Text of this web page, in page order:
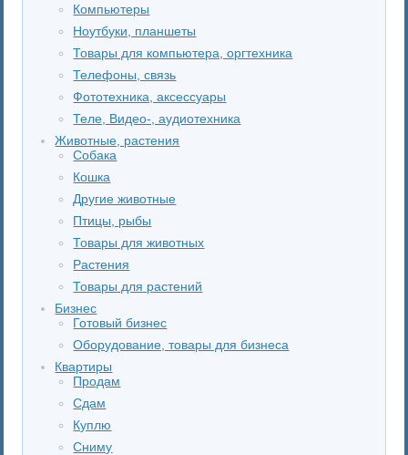
Компьютеры
Ноутбуки, планшеты
Товары для компьютера, оргтехника
Телефоны, связь
Фототехника, аксессуары
Теле, Видео-, аудиотехника
Животные, растения
Собака
Кошка
Другие животные
Птицы, рыбы
Товары для животных
Растения
Товары для растений
Бизнес
Готовый бизнес
Оборудование, товары для бизнеса
Квартиры
Продам
Сдам
Куплю
Сниму